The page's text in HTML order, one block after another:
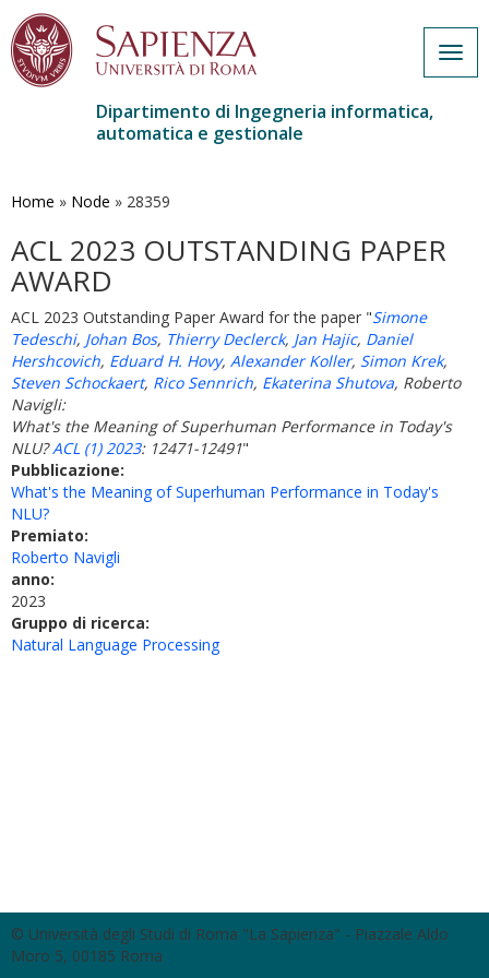
contenuto
Dipartimento di Ingegneria informatica,
automatica e gestionale
Home » Node » 28359
ACL 2023 OUTSTANDING PAPER
AWARD
ACL 2023 Outstanding Paper Award for the paper "Simone
Tedeschi, Johan Bos, Thierry Declerck, Jan Hajic, Daniel
Hershcovich, Eduard H. Hovy, Alexander Koller, Simon Krek,
Steven Schockaert, Rico Sennrich, Ekaterina Shutova, Roberto
Navigli:
What's the Meaning of Superhuman Performance in Today's
NLU? ACL (1) 2023: 12471-12491"
Pubblicazione:
What's the Meaning of Superhuman Performance in Today's
NLU?
Premiato:
Roberto Navigli
anno:
2023
Gruppo di ricerca:
Natural Language Processing
© Università degli Studi di Roma "La Sapienza" - Piazzale Aldo
Moro 5, 00185 Roma